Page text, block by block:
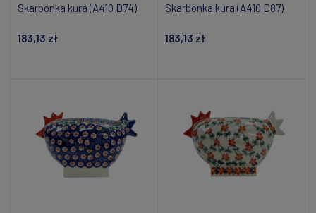
Skarbonka kura (A410 D74)
183,13 zł
Skarbonka kura (A410 D87)
183,13 zł